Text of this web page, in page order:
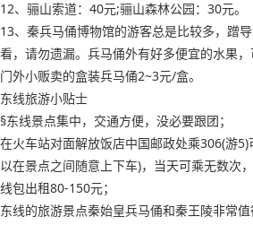
12、骊山索道：40元;骊山森林公园：30元。
13、秦兵马俑博物馆的游客总是比较多，蹭
看，请勿遗漏。兵马俑外有好多便宜的水果
门外小贩卖的盒装兵马俑2~3元/盒。
东线旅游小贴士
§东线景点集中，交通方便，没必要跟团；
在火车站对面解放饭店中国邮政处乘306(游
以在景点之间随意上下车)，当天可乘无数次
线包出租80-150元；
东线的旅游景点秦始皇兵马俑和秦王陵非常